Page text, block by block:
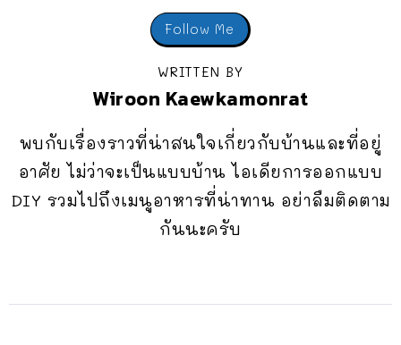
Follow Me
WRITTEN BY
Wiroon Kaewkamonrat
พบกับเรื่องราวที่น่าสนใจเกี่ยวกับบ้านและที่อยู่
อาศัย ไม่ว่าจะเป็นแบบบ้าน ไอเดียการออกแบบ
DIY รวมไปถึงเมนูอาหารที่น่าทาน อย่าลืมติดตาม
กันนะครับ